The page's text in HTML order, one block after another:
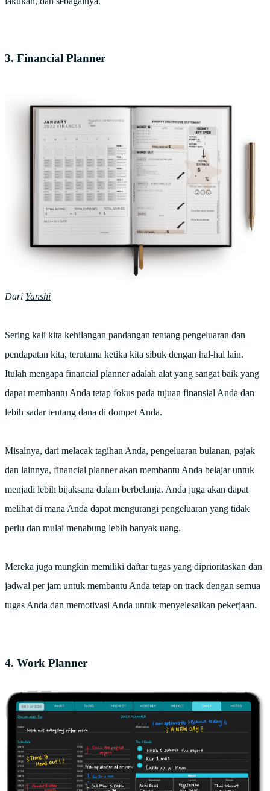
3. Financial Planner
Dari Yanshi
Sering kali kita kehilangan pandangan tentang pengeluaran dan
pendapatan kita, terutama ketika kita sibuk dengan hal-hal lain.
Itulah mengapa financial planner adalah alat yang sangat baik yang
dapat membantu Anda tetap fokus pada tujuan finansial Anda dan
lebih sadar tentang dana di dompet Anda.
Misalnya, dari melacak tagihan Anda, pengeluaran bulanan, pajak
dan lainnya, financial planner akan membantu Anda belajar untuk
menjadi lebih bijaksana dalam berbelanja. Anda juga akan dapat
melihat di mana Anda dapat mengurangi pengeluaran yang tidak
perlu dan mulai menabung lebih banyak uang.
Mereka juga mungkin memiliki daftar tugas yang diprioritaskan dan
jadwal per jam untuk membantu Anda tetap on track dengan semua
tugas Anda dan memotivasi Anda untuk menyelesaikan pekerjaan.
4. Work Planner